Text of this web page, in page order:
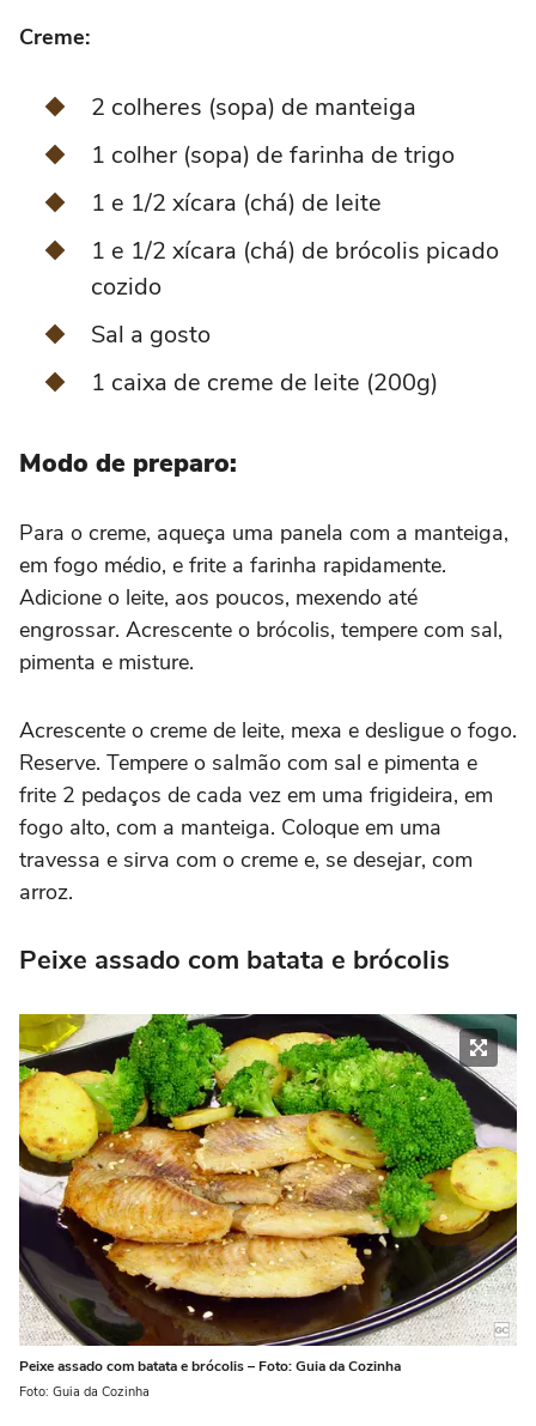
Creme:
2 colheres (sopa) de manteiga
1 colher (sopa) de farinha de trigo
1 e 1/2 xícara (chá) de leite
1 e 1/2 xícara (chá) de brócolis picado
cozido
Sal a gosto
1 caixa de creme de leite (200g)
Modo de preparo:
Para o creme, aqueça uma panela com a manteiga,
em fogo médio, e frite a farinha rapidamente.
Adicione o leite, aos poucos, mexendo até
engrossar. Acrescente o brócolis, tempere com sal,
pimenta e misture.
Acrescente o creme de leite, mexa e desligue o fogo.
Reserve. Tempere o salmão com sal e pimenta e
frite 2 pedaços de cada vez em uma frigideira, em
fogo alto, com a manteiga. Coloque em uma
travessa e sirva com o creme e, se desejar, com
arroz.
Peixe assado com batata e brócolis
Peixe assado com batata e brócolis – Foto: Guia da Cozinha
Foto: Guia da Cozinha